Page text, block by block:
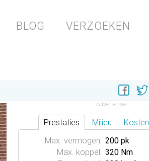
BLOG VERZOEKEN
Prestaties Milieu Kosten
Max. vermogen 200 pk
Max. koppel 320 Nm